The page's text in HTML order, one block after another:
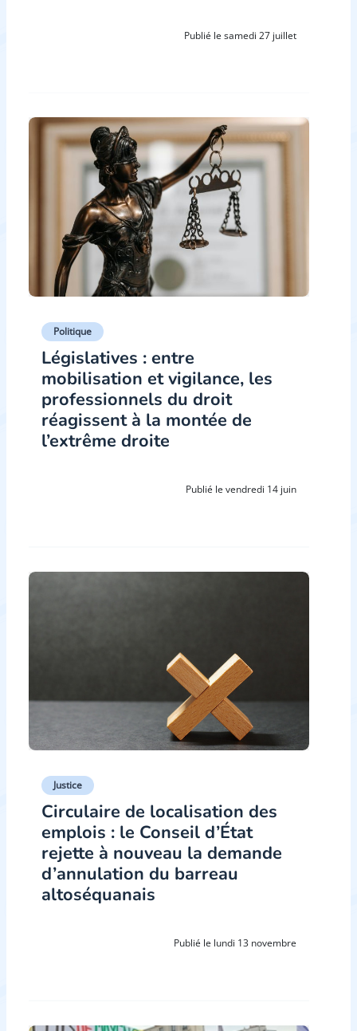
Publié le samedi 27 juillet
Politique
Législatives : entre
mobilisation et vigilance, les
professionnels du droit
réagissent à la montée de
l’extrême droite
Publié le vendredi 14 juin
Justice
Circulaire de localisation des
emplois : le Conseil d’État
rejette à nouveau la demande
d’annulation du barreau
altoséquanais
Publié le lundi 13 novembre